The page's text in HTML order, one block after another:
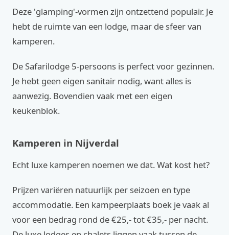
Deze 'glamping'-vormen zijn ontzettend populair. Je
hebt de ruimte van een lodge, maar de sfeer van
kamperen.
De Safarilodge 5-persoons is perfect voor gezinnen.
Je hebt geen eigen sanitair nodig, want alles is
aanwezig. Bovendien vaak met een eigen
keukenblok.
Kamperen in Nijverdal
Echt luxe kamperen noemen we dat. Wat kost het?
Prijzen variëren natuurlijk per seizoen en type
accommodatie. Een kampeerplaats boek je vaak al
voor een bedrag rond de €25,- tot €35,- per nacht.